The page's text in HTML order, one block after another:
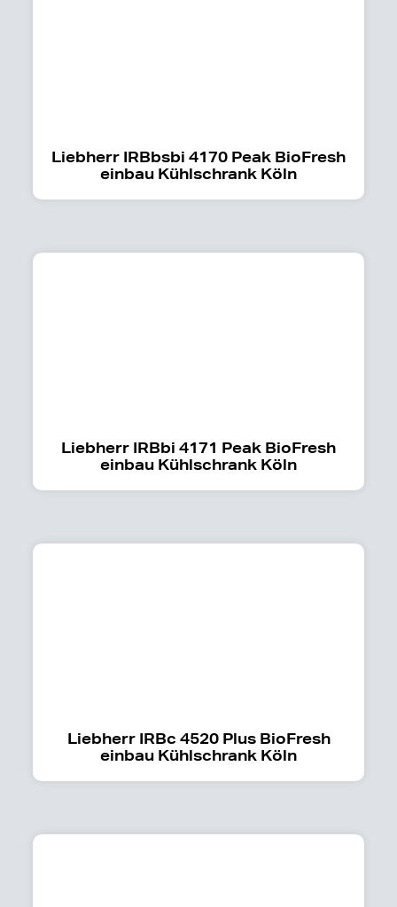
Liebherr IRBbsbi 4170 Peak BioFresh
einbau Kühlschrank Köln
Liebherr IRBbi 4171 Peak BioFresh
einbau Kühlschrank Köln
Liebherr IRBc 4520 Plus BioFresh
einbau Kühlschrank Köln